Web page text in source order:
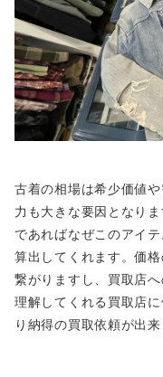
古着の相場は希少価値
力も大きな要因となり
であればなぜこのアイ
算出してくれます。価
繋がりますし、買取店
理解してくれる買取店
り納得の買取依頼が出来